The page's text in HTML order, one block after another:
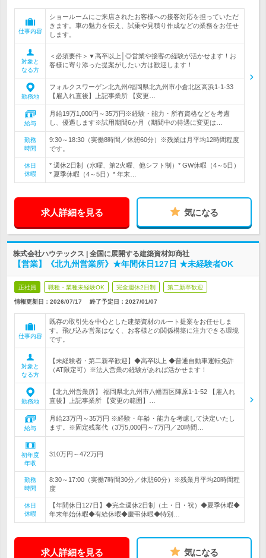
仕事内容
ショールームにご来店されたお客様への接客対応を担っていただ
きます。車の魅力を伝え、試乗や見積り作成などの業務をお任せ
します。
対象と
なる方
＜必須要件＞▼高卒以上│◎営業や接客の経験が活かせます！お
客様に寄り添った提案がしたい方は歓迎します！
勤務地
フォルクスワーゲン北九州/福岡県北九州市小倉北区高浜1-1-33
【雇入れ直後】上記事業所 【変更…
給与
月給19万1,000円～35万円※経験・能力・所有資格などを考慮
し、優遇します※試用期間6か月（期間中の待遇に変更は…
勤務
時間
9:30～18:30（実働8時間／休憩60分）※残業は月平均12時間程度
です。
休日
休暇
* 週休2日制（水曜、第2火曜、他シフト制）* GW休暇（4～5日）
* 夏季休暇（4～5日）* 年末…
求人詳細を見る 気になる
株式会社ハウテックス | 全国に展開する建築資材卸商社
【営業】《北九州営業所》★年間休日127日 ★未経験者OK
正社員 職種・業種未経験OK 完全週休2日制 第二新卒歓迎
情報更新日：2026/07/17 終了予定日： 2027/01/07
仕事内容
既存の取引先を中心とした建築資材のルート提案をお任せしま
す。飛び込み営業はなく、お客様との関係構築に注力できる環境
です。
対象と
なる方
【未経験者・第二新卒歓迎】◆高卒以上 ◆普通自動車運転免許
（AT限定可）※法人営業の経験があれば活かせます！
勤務地
【北九州営業所】 福岡県北九州市八幡西区陣原1-1-52 【雇入れ
直後】上記事業所 【変更の範囲】…
給与
月給23万円～35万円 ※経験・年齢・能力を考慮して決定いたし
ます。※固定残業代（3万5,000円～7万円／20時間…
初年度
年収
310万円～472万円
勤務
時間
8:30～17:00（実働7時間30分／休憩60分）※残業月平均20時間程
度
休日
休暇
【年間休日127日】◆完全週休2日制（土・日・祝）◆夏季休暇◆
年末年始休暇◆有給休暇◆慶弔休暇◆特別…
求人詳細を見る 気になる